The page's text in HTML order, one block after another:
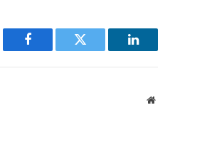
Facebook Twitter LinkedIn
Website